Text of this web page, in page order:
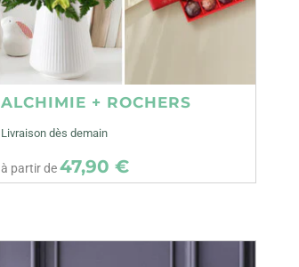
ALCHIMIE + ROCHERS
Livraison dès demain
à partir de47,90 €